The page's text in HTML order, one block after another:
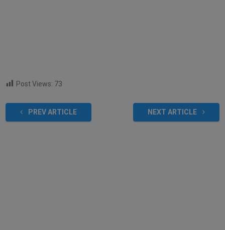
Post Views: 73
PREV ARTICLE NEXT ARTICLE